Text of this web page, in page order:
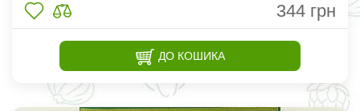
344 грн
ДО КОШИКА